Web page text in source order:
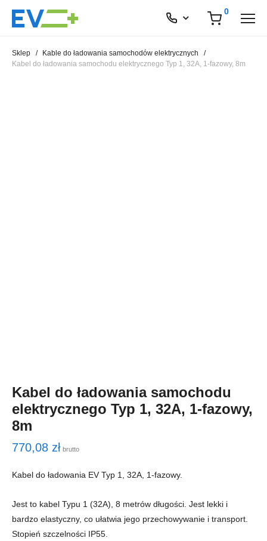
0
Sklep / Kable do ładowania samochodów elektrycznych
/
Kabel do ładowania samochodu elektrycznego Typ 1, 32A, 1-fazowy, 8m
Kabel do ładowania samochodu
elektrycznego Typ 1, 32A, 1-fazowy,
8m
770,08 zł brutto
Kabel do ładowania EV Typ 1, 32A, 1-fazowy.
Jest to kabel Typu 1 (32A), 8 metrów długości. Jest lekki i
bardzo elastyczny, co ułatwia jego przechowywanie i transport.
Stopień szczelności IP55.